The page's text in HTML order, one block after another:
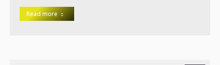
Read more